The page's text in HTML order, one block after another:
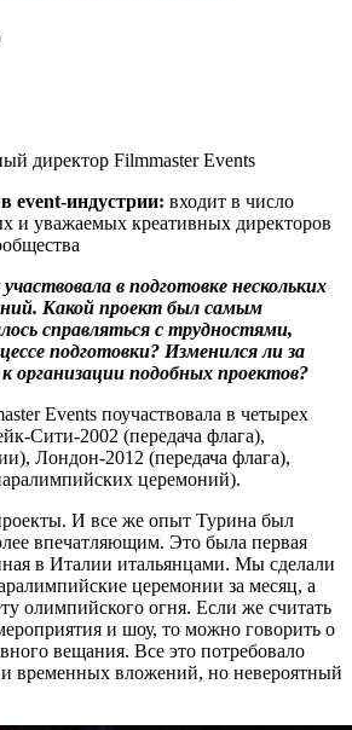
директор Filmmaster Events
event-индустрии: входит в число
и уважаемых креативных директоров
в подготовке нескольких
Какой проект был самым
справляться с трудностями,
подготовки? Изменился ли за
организации подобных проектов?
Events поучаствовала в четырех
Сити-2002 (передача флага),
Лондон-2012 (передача флага),
церемоний).
И все же опыт Турина был
впечатляющим. Это была первая
в Италии итальянцами. Мы сделали
церемонии за месяц, а
олимпийского огня. Если же считать
и шоу, то можно говорить о
вещания. Все это потребовало
временных вложений, но невероятный